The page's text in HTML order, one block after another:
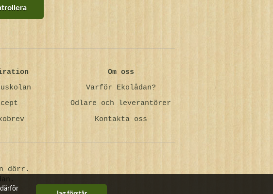
Om oss
Varför Ekolådan?
Odlare och leverantörer
Kontakta oss
dörr.